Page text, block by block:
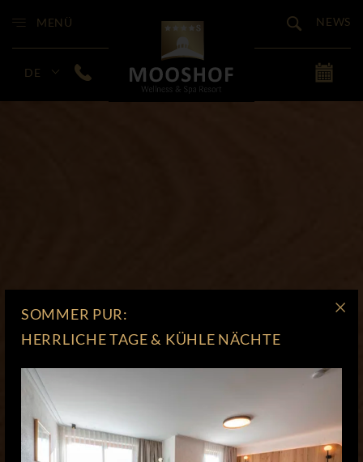
MENÜ NEWS
DE
SOMMER PUR:
HERRLICHE TAGE & KÜHLE NÄCHTE